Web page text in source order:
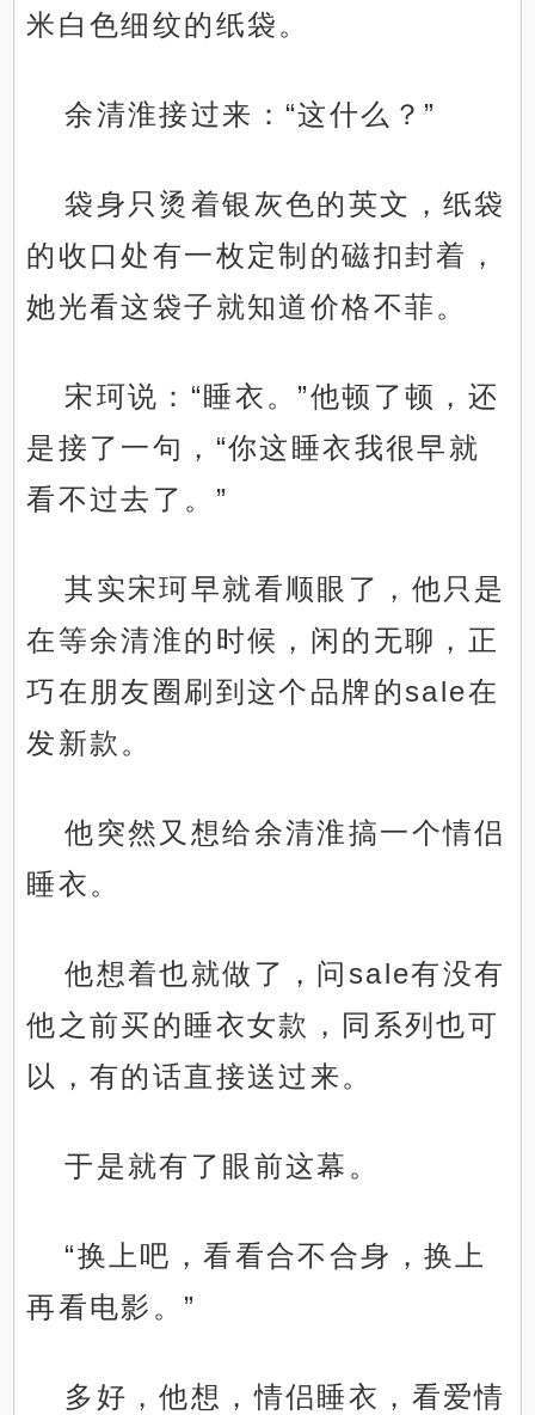
米白色细纹的纸袋。
余清淮接过来：“这什么？”
袋身只烫着银灰色的英文，纸袋
的收口处有一枚定制的磁扣封着，
她光看这袋子就知道价格不菲。
宋珂说：“睡衣。”他顿了顿，还
是接了一句，“你这睡衣我很早就
看不过去了。”
其实宋珂早就看顺眼了，他只是
在等余清淮的时候，闲的无聊，正
巧在朋友圈刷到这个品牌的sale在
发新款。
他突然又想给余清淮搞一个情侣
睡衣。
他想着也就做了，问sale有没有
他之前买的睡衣女款，同系列也可
以，有的话直接送过来。
于是就有了眼前这幕。
“换上吧，看看合不合身，换上
再看电影。”
多好，他想，情侣睡衣，看爱情